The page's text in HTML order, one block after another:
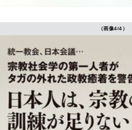
（画像4/4）